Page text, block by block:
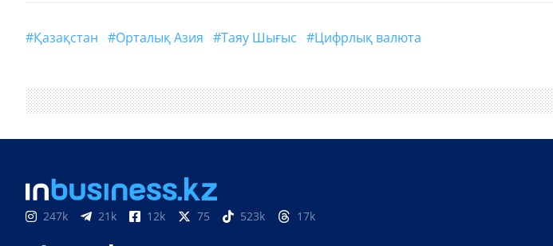
#Қазақстан #Орталық Азия #Таяу Шығыс #Цифрлық валюта
247k 21k 12k 75 523k 17k